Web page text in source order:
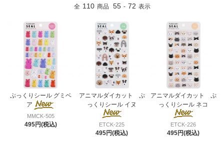
全 110 商品 55 - 72 表示
ぷっくりシール グミベ
ア
MMCK-505
495円(税込)
アニマルダイカット ぷ
っくりシール イヌ
ETCK-225
495円(税込)
アニマルダイカット ぷ
っくりシール ネコ
ETCK-226
495円(税込)